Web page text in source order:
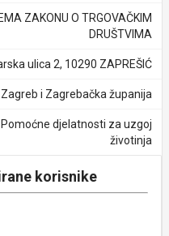
ZAKONU O TRGOVAČKIM
DRUŠTVIMA
ulica 2, 10290 ZAPREŠIĆ
i Zagrebačka županija
djelatnosti za uzgoj
životinja
korisnike